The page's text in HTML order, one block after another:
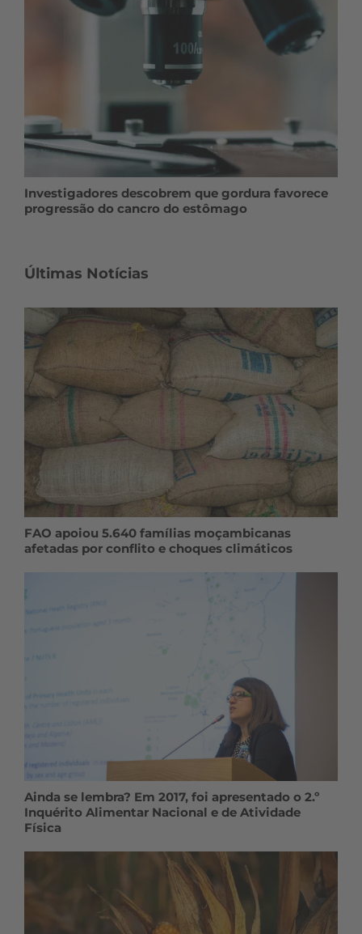
Investigadores descobrem que gordura favorece
progressão do cancro do estômago
Últimas Notícias
FAO apoiou 5.640 famílias moçambicanas
afetadas por conflito e choques climáticos
Ainda se lembra? Em 2017, foi apresentado o 2.º
Inquérito Alimentar Nacional e de Atividade
Física